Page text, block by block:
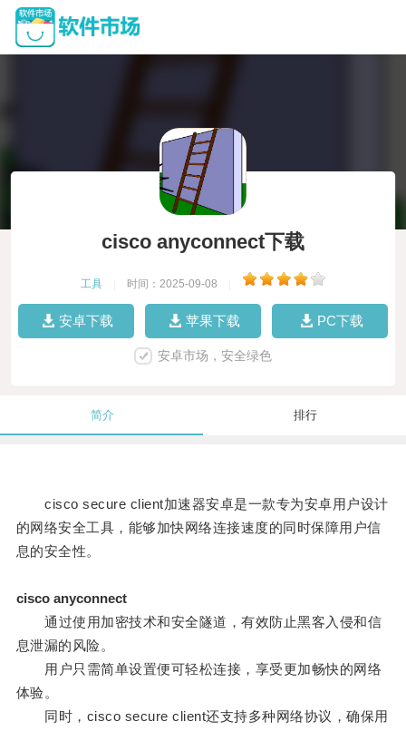
cisco anyconnect下载
工具 时间：2025-09-08
安卓下载 苹果下载 PC下载
安卓市场，安全绿色
简介 排行
cisco secure client加速器安卓是一款专为安卓用户设计
的网络安全工具，能够加快网络连接速度的同时保障用户信
息的安全性。
cisco anyconnect
通过使用加密技术和安全隧道，有效防止黑客入侵和信
息泄漏的风险。
用户只需简单设置便可轻松连接，享受更加畅快的网络
体验。
同时，cisco secure client还支持多种网络协议，确保用